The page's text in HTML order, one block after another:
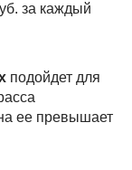
за каждый
подойдет для
ее превышает